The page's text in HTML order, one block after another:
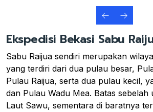
Ekspedisi Bekasi Sabu
Sabu Raijua sendiri merupakan
yang terdiri dari dua pulau besar,
Pulau Raijua, serta dua pulau kecil,
dan Pulau Wadu Mea. Batas sebelah
Laut Sawu, sementara di baratnya